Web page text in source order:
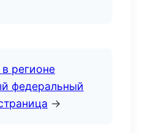
регионе
федеральный
→